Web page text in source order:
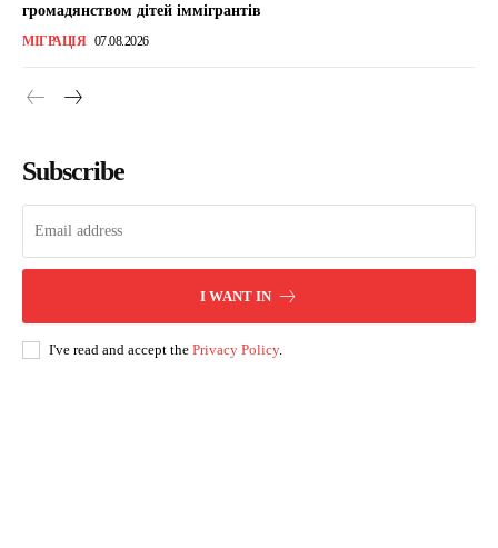
громадянством дітей іммігрантів
МІГРАЦІЯ 07.08.2026
Subscribe
I WANT IN
I've read and accept the Privacy Policy.